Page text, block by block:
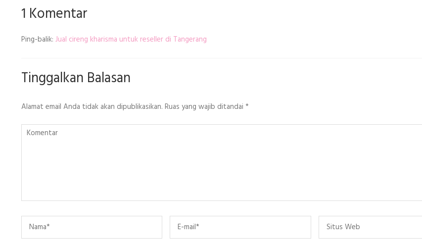
1 Komentar
Ping-balik: Jual cireng kharisma untuk reseller di Tangerang
Tinggalkan Balasan
Alamat email Anda tidak akan dipublikasikan. Ruas yang wajib ditandai *
Komentar
Name Email
Situs
Web